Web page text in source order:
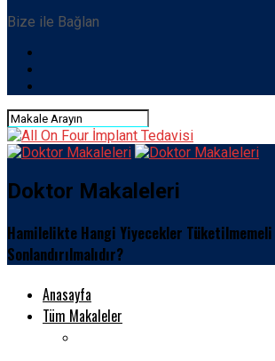
Bize ile Bağlan
Doktor Makaleleri
Hamilelikte Hangi Yiyecekler
Sonlandırılmalıdır?
Anasayfa
Tüm Makaleler